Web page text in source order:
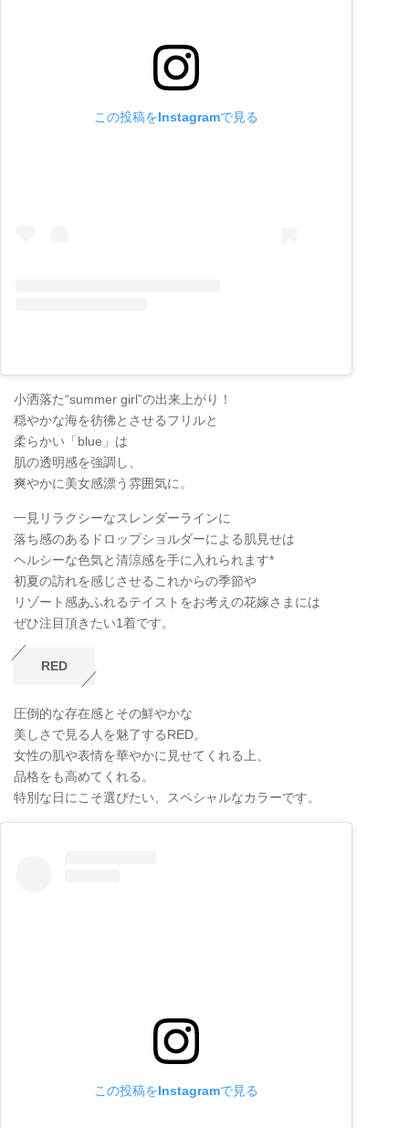
この投稿をInstagramで見る
小洒落た“summer girl”の出来上がり！
穏やかな海を彷彿とさせるフリルと
柔らかい「blue」は
肌の透明感を強調し、
爽やかに美女感漂う雰囲気に。
一見リラクシーなスレンダーラインに
落ち感のあるドロップショルダーによる肌見せは
ヘルシーな色気と清涼感を手に入れられます*
初夏の訪れを感じさせるこれからの季節や
リゾート感あふれるテイストをお考えの花嫁さまには
ぜひ注目頂きたい1着です。
RED
圧倒的な存在感とその鮮やかな
美しさで見る人を魅了するRED。
女性の肌や表情を華やかに見せてくれる上、
品格をも高めてくれる。
特別な日にこそ選びたい、スペシャルなカラーです。
この投稿をInstagramで見る